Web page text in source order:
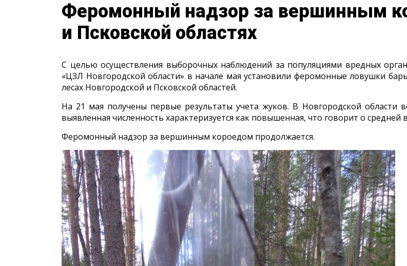
Феромонный надзор за вершинным
и Псковской областях
С целью осуществления выборочных наблюдений за популяциями вредных
«ЦЗЛ Новгородской области» в начале мая установили феромонные ловушки
лесах Новгородской и Псковской областей.
На 21 мая получены первые результаты учета жуков. В Новгородской области
выявленная численность характеризуется как повышенная, что говорит о средней
Феромонный надзор за вершинным короедом продолжается.